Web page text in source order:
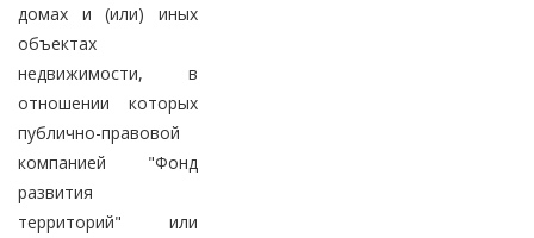
домах и (или) иных
объектах
недвижимости, в
отношении которых
публично-правовой
компанией "Фонд
развития
территорий" или